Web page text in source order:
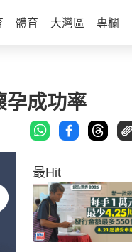
體育 大灣區 專欄
孕成功率
最Hit